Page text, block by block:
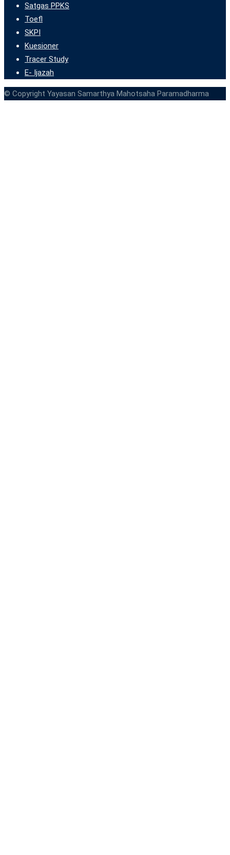
Satgas PPKS
Toefl
SKPI
Kuesioner
Tracer Study
E- Ijazah
© Copyright Yayasan Samarthya Mahotsaha Paramadharma